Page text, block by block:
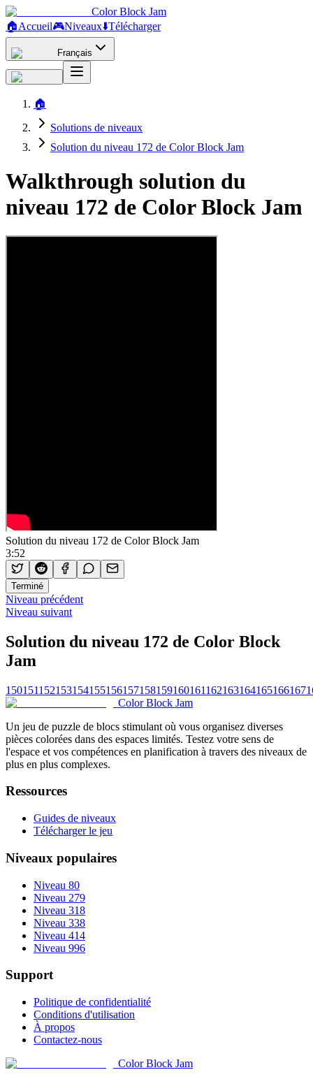
Color Block Jam
🏠Accueil🎮Niveaux⬇️Télécharger
Français
🏠
Solutions de niveaux
Solution du niveau 172 de Color Block Jam
Walkthrough solution du
niveau 172 de Color Block Jam
Solution du niveau 172 de Color Block Jam
3:52
Terminé
Niveau précédent
Niveau suivant
Solution du niveau 172 de Color Block
Jam
150151152153154155156157158159160161162163164165166167
Color Block Jam
Un jeu de puzzle de blocs stimulant où vous organisez diverses
pièces colorées dans des espaces limités. Testez votre sens de
l'espace et vos compétences en planification à travers des niveaux de
plus en plus complexes.
Ressources
Guides de niveaux
Télécharger le jeu
Niveaux populaires
Niveau 80
Niveau 279
Niveau 318
Niveau 338
Niveau 414
Niveau 996
Support
Politique de confidentialité
Conditions d'utilisation
À propos
Contactez-nous
Color Block Jam